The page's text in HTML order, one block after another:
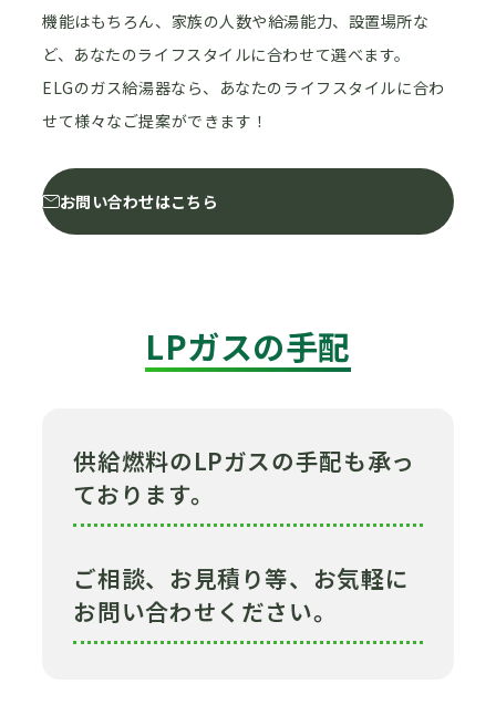
機能はもちろん、家族の人数や給湯能力、設置場所な
ど、あなたのライフスタイルに合わせて選べます。
ELGのガス給湯器なら、あなたのライフスタイルに合わ
せて様々なご提案ができます！
お問い合わせはこちら
LPガスの手配
供給燃料のLPガスの手配も承っ
ております。
ご相談、お見積り等、お気軽に
お問い合わせください。